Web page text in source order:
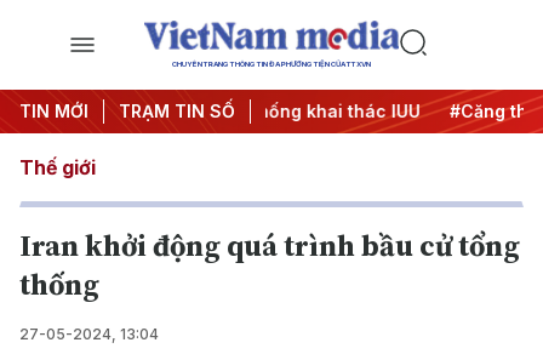
CHUYÊN TRANG THÔNG TIN ĐA PHƯƠNG TIỆN CỦA TTXVN
TIN MỚI TRẠM TIN SỐ
500 ngày đêm #Chống khai thác IUU #Căng thẳng
Thế giới
Iran khởi động quá trình bầu cử tổng
thống
27-05-2024, 13:04